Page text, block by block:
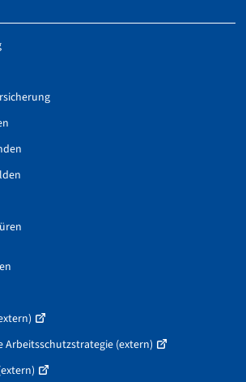
Arbeitsschutzstrategie (extern)